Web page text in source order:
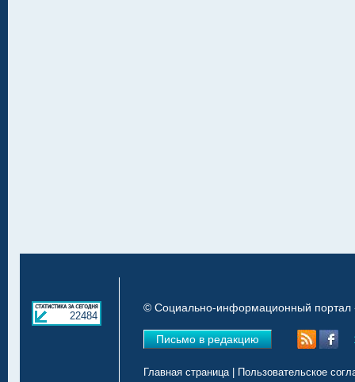
22484
© Социально-информационный портал
Письмо в редакцию
Главная страница| Пользовательское